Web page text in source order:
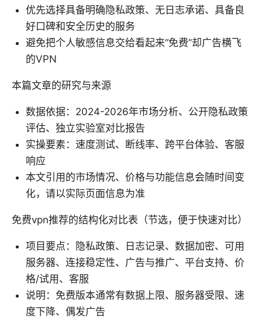
优先选择具备明确隐私政策、无日志承诺、具备良
好口碑和安全历史的服务
避免把个人敏感信息交给看起来“免费”却广告横飞
的VPN
本篇文章的研究与来源
数据依据：2024-2026年市场分析、公开隐私政策
评估、独立实验室对比报告
实操要素：速度测试、断线率、跨平台体验、客服
响应
本文引用的市场情况、价格与功能信息会随时间变
化，请以实际页面信息为准
免费vpn推荐的结构化对比表（节选，便于快速对比）
项目要点：隐私政策、日志记录、数据加密、可用
服务器、连接稳定性、广告与推广、平台支持、价
格/试用、客服
说明：免费版本通常有数据上限、服务器受限、速
度下降、偶发广告